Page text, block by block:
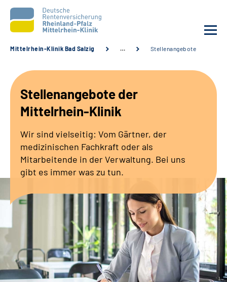
Unsere Angebote
Karriere
Zuweisende &
Leichte Sprache
Gebärdensprache
Mittelrhein-Klinik Bad Salzig … Stellenangebote
Stellenangebote der
Mittelrhein-Klinik
Wir sind vielseitig: Vom Gärtner, der
medizinischen Fachkraft oder als
Mitarbeitende in der Verwaltung. Bei uns
gibt es immer was zu tun.